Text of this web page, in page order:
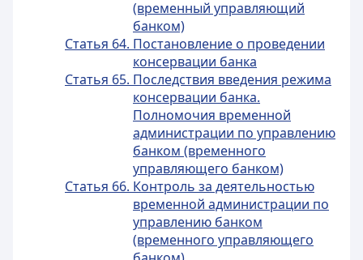
(временный управляющий
банком)
Статья 64. Постановление о проведении
консервации банка
Статья 65. Последствия введения режима
консервации банка.
Полномочия временной
администрации по управлению
банком (временного
управляющего банком)
Статья 66. Контроль за деятельностью
временной администрации по
управлению банком
(временного управляющего